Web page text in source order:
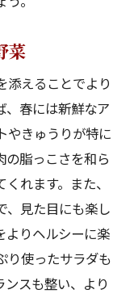
菜
添えることでより
、春には新鮮なア
やきゅうりが特に
の脂っこさを和ら
れます。また、
、見た目にも楽し
よりヘルシーに楽
り使ったサラダも
スも整い、より